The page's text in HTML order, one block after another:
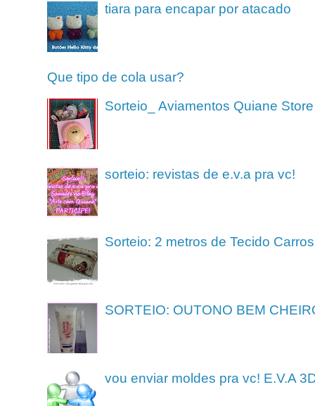
tiara para encapar por atacado
Que tipo de cola usar?
Sorteio_ Aviamentos Quiane Store
sorteio: revistas de e.v.a pra vc!
Sorteio: 2 metros de Tecido Carros
SORTEIO: OUTONO BEM
vou enviar moldes pra vc! E.V.A